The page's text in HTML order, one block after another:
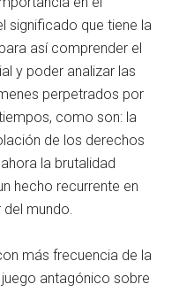
significado que tiene la
así comprender el
y poder analizar las
perpetrados por
como son: la
de los derechos
la brutalidad
hecho recurrente en
mundo.
más frecuencia de la
antagónico sobre